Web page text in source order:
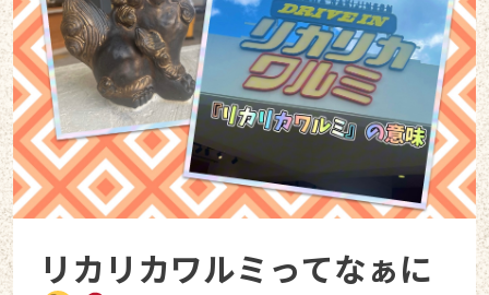
リカリカワルミってなぁに